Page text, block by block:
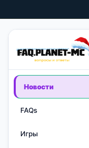
Новости
FAQs
Игры